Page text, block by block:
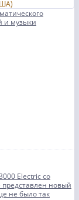
и музыки
Electric со
новый
не было так